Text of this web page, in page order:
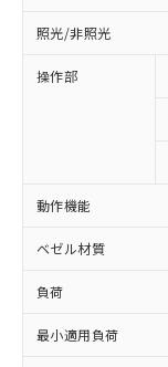
照光/非照光
操作部
動作機能
ベゼル材質
負荷
最小適用負荷